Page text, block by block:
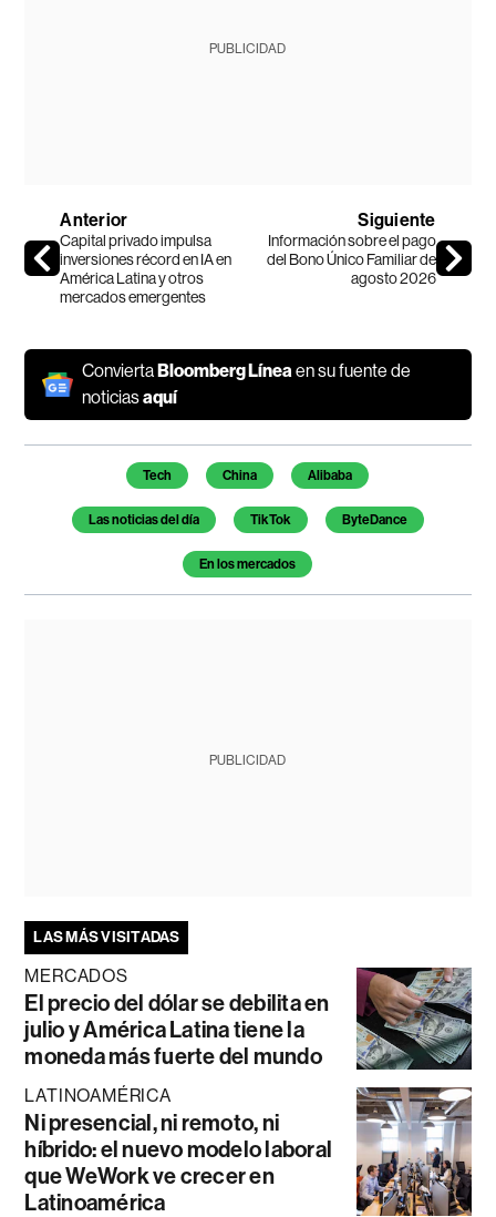
PUBLICIDAD
Anterior
Capital privado impulsa
inversiones récord en IA en
América Latina y otros
mercados emergentes
Siguiente
Información sobre el pago
del Bono Único Familiar de
agosto 2026
ConviertaBloomberg Líneaen su fuente de
noticiasaquí
Temas de este artículo
Tech China Alibaba
Las noticias del día TikTok ByteDance
En los mercados
PUBLICIDAD
LAS MÁS VISITADAS
MERCADOS
El precio del dólar se debilita en
julio y América Latina tiene la
moneda más fuerte del mundo
LATINOAMÉRICA
Ni presencial, ni remoto, ni
híbrido: el nuevo modelo laboral
que WeWork ve crecer en
Latinoamérica